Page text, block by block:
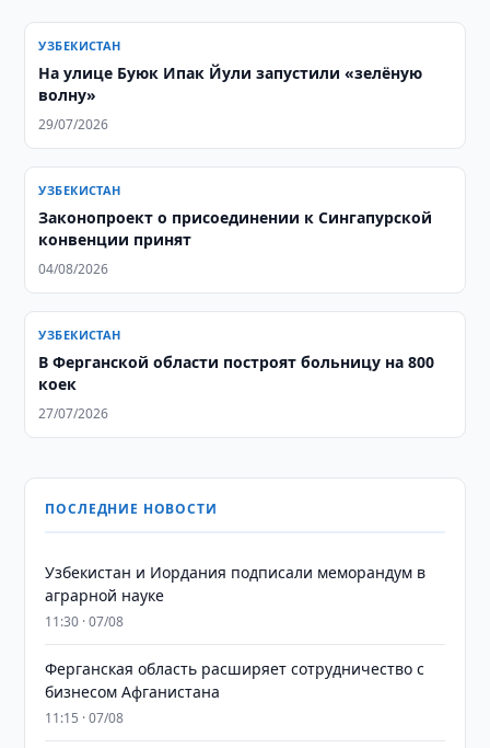
УЗБЕКИСТАН
На улице Буюк Ипак Йули запустили «зелёную
волну»
29/07/2026
УЗБЕКИСТАН
Законопроект о присоединении к Сингапурской
конвенции принят
04/08/2026
УЗБЕКИСТАН
В Ферганской области построят больницу на 800
коек
27/07/2026
ПОСЛЕДНИЕ НОВОСТИ
Узбекистан и Иордания подписали меморандум в
аграрной науке
11:30 · 07/08
Ферганская область расширяет сотрудничество с
бизнесом Афганистана
11:15 · 07/08